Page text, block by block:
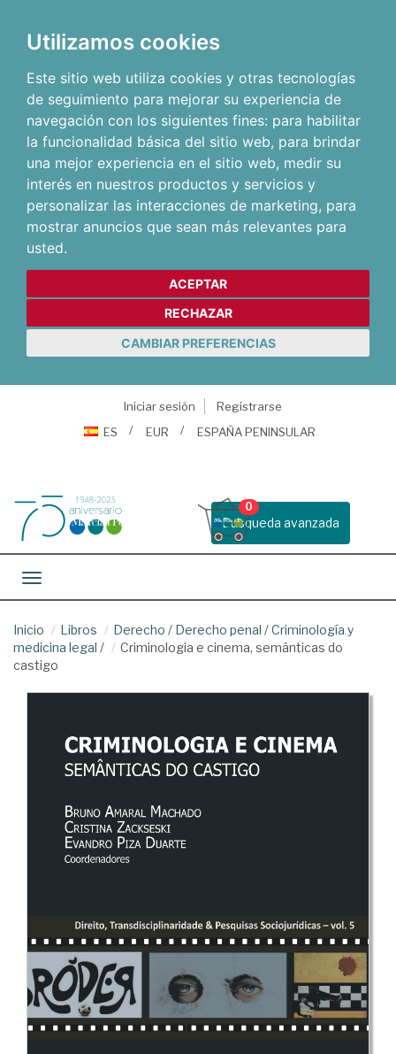
Utilizamos cookies
Este sitio web utiliza cookies y otras tecnologías
de seguimiento para mejorar su experiencia de
navegación con los siguientes fines: para habilitar
la funcionalidad básica del sitio web, para brindar
una mejor experiencia en el sitio web, medir su
interés en nuestros productos y servicios y
personalizar las interacciones de marketing, para
mostrar anuncios que sean más relevantes para
usted.
ACEPTAR
RECHAZAR
CAMBIAR PREFERENCIAS
Iniciar sesión
Registrarse
ES
EUR ESPAÑA PENINSULAR
Busqueda avanzada
0
Toggle navigation
Inicio Libros Derecho / Derecho penal /Criminología y
medicina legal /
Criminologia e cinema, semânticas do
castigo